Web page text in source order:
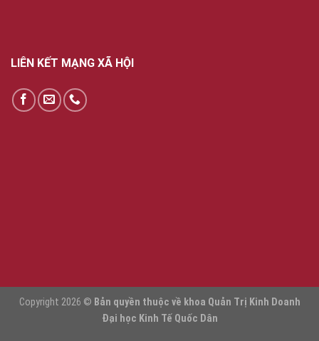
LIÊN KẾT MẠNG XÃ HỘI
Copyright 2026 © Bản quyền thuộc về khoa Quản Trị Kinh Doanh
Đại học Kinh Tế Quốc Dân